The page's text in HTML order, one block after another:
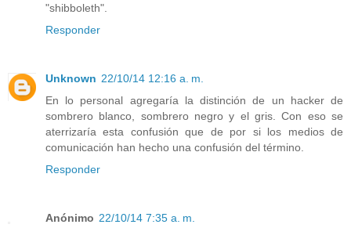
"shibboleth".
Responder
Unknown 22/10/14 12:16 a. m.
En lo personal agregaría la distinción de un hacker de
sombrero blanco, sombrero negro y el gris. Con eso se
aterrizaría esta confusión que de por si los medios de
comunicación han hecho una confusión del término.
Responder
Anónimo 22/10/14 7:35 a. m.